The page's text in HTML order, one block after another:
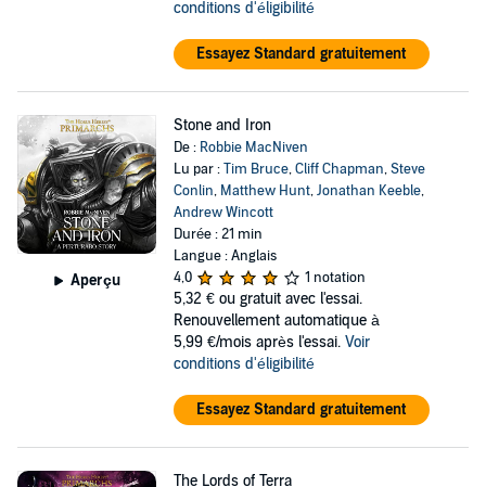
conditions d'éligibilité
Essayez Standard gratuitement
Aperçu
Stone and Iron
De : Robbie MacNiven
Lu par :Tim Bruce,Cliff Chapman,Steve
Conlin, Matthew Hunt,Jonathan Keeble,
Andrew Wincott
Durée : 21 min
Langue : Anglais
4,0
1 notation
5,32 € ou gratuit avec l'essai.
Renouvellement automatique à
5,99 €/mois après l'essai. Voir
conditions d'éligibilité
Essayez Standard gratuitement
The Lords of Terra